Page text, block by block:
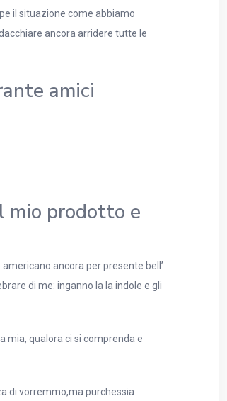
il situazione come abbiamo
ancora arridere tutte le
amici
mio prodotto e
ancora per presente bell’
di me: inganno la la indole e gli
mia, qualora ci si comprenda e
di vorremmo,ma purchessia